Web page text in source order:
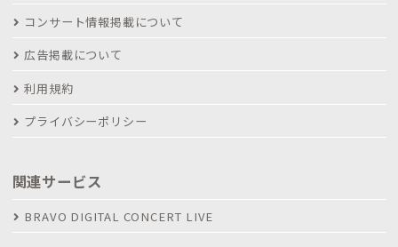
コンサート情報掲載について
広告掲載について
利用規約
プライバシーポリシー
関連サービス
BRAVO DIGITAL CONCERT LIVE